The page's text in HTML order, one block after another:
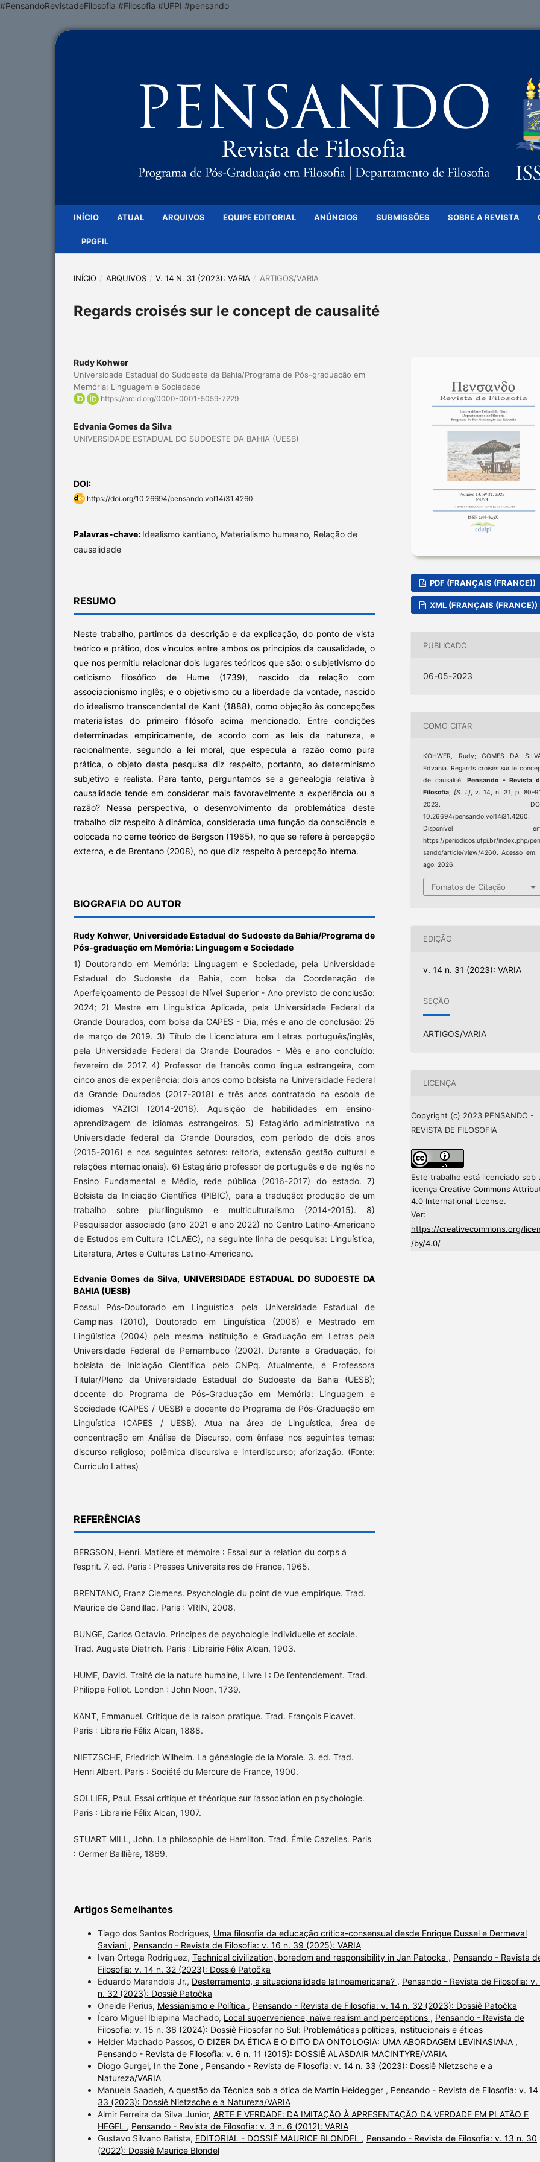
#PensandoRevistadeFilosofia #Filosofia #UFPI #pensando
INÍCIO ATUAL ARQUIVOS EQUIPE EDITORIAL ANÚNCIOS SUBMISSÕES SOBRE A REVISTA
PPGFIL
INÍCIO / ARQUIVOS / V. 14 N. 31 (2023): VARIA / ARTIGOS/VARIA
Regards croisés sur le concept de causalité
Rudy Kohwer
Universidade Estadual do Sudoeste da Bahia/Programa de Pós-graduação em
Memória: Linguagem e Sociedade
https://orcid.org/0000-0001-5059-7229
Edvania Gomes da Silva
UNIVERSIDADE ESTADUAL DO SUDOESTE DA BAHIA (UESB)
DOI:
https://doi.org/10.26694/pensando.vol14i31.4260
Palavras-chave: Idealismo kantiano, Materialismo humeano, Relação de
causalidade
RESUMO
Neste trabalho, partimos da descrição e da explicação, do ponto de vista
teórico e prático, dos vínculos entre ambos os princípios da causalidade, o
que nos permitiu relacionar dois lugares teóricos que são: o subjetivismo do
ceticismo filosófico de Hume (1739), nascido da relação com
associacionismo inglês; e o objetivismo ou a liberdade da vontade, nascido
do idealismo transcendental de Kant (1888), como objeção às concepções
materialistas do primeiro filósofo acima mencionado. Entre condições
determinadas empiricamente, de acordo com as leis da natureza, e
racionalmente, segundo a lei moral, que especula a razão como pura
prática, o objeto desta pesquisa diz respeito, portanto, ao determinismo
subjetivo e realista. Para tanto, perguntamos se a genealogia relativa à
causalidade tende em considerar mais favoravelmente a experiência ou a
razão? Nessa perspectiva, o desenvolvimento da problemática deste
trabalho diz respeito à dinâmica, considerada uma função da consciência e
colocada no cerne teórico de Bergson (1965), no que se refere à percepção
externa, e de Brentano (2008), no que diz respeito à percepção interna.
BIOGRAFIA DO AUTOR
Rudy Kohwer, Universidade Estadual do Sudoeste da Bahia/Programa de
Pós-graduação em Memória: Linguagem e Sociedade
1) Doutorando em Memória: Linguagem e Sociedade, pela Universidade
Estadual do Sudoeste da Bahia, com bolsa da Coordenação de
Aperfeiçoamento de Pessoal de Nível Superior - Ano previsto de conclusão:
2024; 2) Mestre em Linguística Aplicada, pela Universidade Federal da
Grande Dourados, com bolsa da CAPES - Dia, mês e ano de conclusão: 25
de março de 2019. 3) Título de Licenciatura em Letras português/inglês,
pela Universidade Federal da Grande Dourados - Mês e ano concluído:
fevereiro de 2017. 4) Professor de francês como língua estrangeira, com
cinco anos de experiência: dois anos como bolsista na Universidade Federal
da Grande Dourados (2017-2018) e três anos contratado na escola de
idiomas YAZIGI (2014-2016). Aquisição de habilidades em ensino-
aprendizagem de idiomas estrangeiros. 5) Estagiário administrativo na
Universidade federal da Grande Dourados, com período de dois anos
(2015-2016) e nos seguintes setores: reitoria, extensão gestão cultural e
relações internacionais). 6) Estagiário professor de português e de inglês no
Ensino Fundamental e Médio, rede pública (2016-2017) do estado. 7)
Bolsista da Iniciação Científica (PIBIC), para a tradução: produção de um
trabalho sobre plurilinguismo e multiculturalismo (2014-2015). 8)
Pesquisador associado (ano 2021 e ano 2022) no Centro Latino-Americano
de Estudos em Cultura (CLAEC), na seguinte linha de pesquisa: Linguística,
Literatura, Artes e Culturas Latino-Americano.
Edvania Gomes da Silva, UNIVERSIDADE ESTADUAL DO SUDOESTE DA
BAHIA (UESB)
Possui Pós-Doutorado em Linguística pela Universidade Estadual de
Campinas (2010), Doutorado em Linguística (2006) e Mestrado em
Lingüística (2004) pela mesma instituição e Graduação em Letras pela
Universidade Federal de Pernambuco (2002). Durante a Graduação, foi
bolsista de Iniciação Científica pelo CNPq. Atualmente, é Professora
Titular/Pleno da Universidade Estadual do Sudoeste da Bahia (UESB);
docente do Programa de Pós-Graduação em Memória: Linguagem e
Sociedade (CAPES / UESB) e docente do Programa de Pós-Graduação em
Linguística (CAPES / UESB). Atua na área de Linguística, área de
concentração em Análise de Discurso, com ênfase nos seguintes temas:
discurso religioso; polêmica discursiva e interdiscurso; aforização. (Fonte:
Currículo Lattes)
REFERÊNCIAS
BERGSON, Henri. Matière et mémoire : Essai sur la relation du corps à
l’esprit. 7. ed. Paris : Presses Universitaires de France, 1965.
BRENTANO, Franz Clemens. Psychologie du point de vue empirique. Trad.
Maurice de Gandillac. Paris : VRIN, 2008.
BUNGE, Carlos Octavio. Principes de psychologie individuelle et sociale.
Trad. Auguste Dietrich. Paris : Librairie Félix Alcan, 1903.
HUME, David. Traité de la nature humaine, Livre I : De l’entendement. Trad.
Philippe Folliot. London : John Noon, 1739.
KANT, Emmanuel. Critique de la raison pratique. Trad. François Picavet.
Paris : Librairie Félix Alcan, 1888.
NIETZSCHE, Friedrich Wilhelm. La généalogie de la Morale. 3. éd. Trad.
Henri Albert. Paris : Société du Mercure de France, 1900.
SOLLIER, Paul. Essai critique et théorique sur l’association en psychologie.
Paris : Librairie Félix Alcan, 1907.
STUART MILL, John. La philosophie de Hamilton. Trad. Émile Cazelles. Paris
: Germer Baillière, 1869.
PDF (FRANÇAIS (FRANCE))
XML (FRANÇAIS (FRANCE))
PUBLICADO
06-05-2023
COMO CITAR
KOHWER, Rudy; GOMES DA
Edvania. Regards croisés sur le
de causalité.Pensando - Revista
Filosofia, [S. l.], v. 14, n. 31, p.
2023.
10.26694/pensando.vol14i31.4260.
Disponível
https://periodicos.ufpi.br/index.php/pen
sando/article/view/4260. Acesso em:
ago. 2026.
Fomatos de Citação
EDIÇÃO
v. 14 n. 31 (2023): VARIA
SEÇÃO
ARTIGOS/VARIA
LICENÇA
Copyright (c) 2023 PENSANDO -
REVISTA DE FILOSOFIA
Este trabalho está licenciado sob
licença Creative Commons
4.0 International License.
Ver:
https://creativecommons.org/
/by/4.0/
Artigos Semelhantes
Tiago dos Santos Rodrigues, Uma filosofia da educação crítica-consensual desde Enrique Dussel e Dermeval
Saviani , Pensando - Revista de Filosofia: v. 16 n. 39 (2025): VARIA
Ivan Ortega Rodriguez, Technical civilization, boredom and responsibility in Jan Patocka , Pensando - Revista
Filosofia: v. 14 n. 32 (2023): Dossiê Patočka
Eduardo Marandola Jr., Desterramento, a situacionalidade latinoamericana? , Pensando - Revista de Filosofia: v.
n. 32 (2023): Dossiê Patočka
Oneide Perius, Messianismo e Política , Pensando - Revista de Filosofia: v. 14 n. 32 (2023): Dossiê Patočka
Ícaro Miguel Ibiapina Machado, Local supervenience, naïve realism and perceptions , Pensando - Revista de
Filosofia: v. 15 n. 36 (2024): Dossiê Filosofar no Sul: Problemáticas políticas, institucionais e éticas
Helder Machado Passos, O DIZER DA ÉTICA E O DITO DA ONTOLOGIA: UMA ABORDAGEM LEVINASIANA ,
Pensando - Revista de Filosofia: v. 6 n. 11 (2015): DOSSIÊ ALASDAIR MACINTYRE/VARIA
Diogo Gurgel, In the Zone , Pensando - Revista de Filosofia: v. 14 n. 33 (2023): Dossiê Nietzsche e a
Natureza/VARIA
Manuela Saadeh, A questão da Técnica sob a ótica de Martin Heidegger , Pensando - Revista de Filosofia: v. 14
33 (2023): Dossiê Nietzsche e a Natureza/VARIA
Almir Ferreira da Silva Junior, ARTE E VERDADE: DA IMITAÇÃO À APRESENTAÇÃO DA VERDADE EM PLATÃO E
HEGEL , Pensando - Revista de Filosofia: v. 3 n. 6 (2012): VARIA
Gustavo Silvano Batista, EDITORIAL - DOSSIÊ MAURICE BLONDEL , Pensando - Revista de Filosofia: v. 13 n. 30
(2022): Dossiê Maurice Blondel